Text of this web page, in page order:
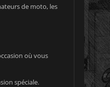
de moto, les
où vous
spéciale.